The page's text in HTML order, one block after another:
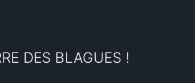
DES BLAGUES !